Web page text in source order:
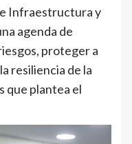
Infraestructura y
agenda de
proteger a
resiliencia de la
que plantea el